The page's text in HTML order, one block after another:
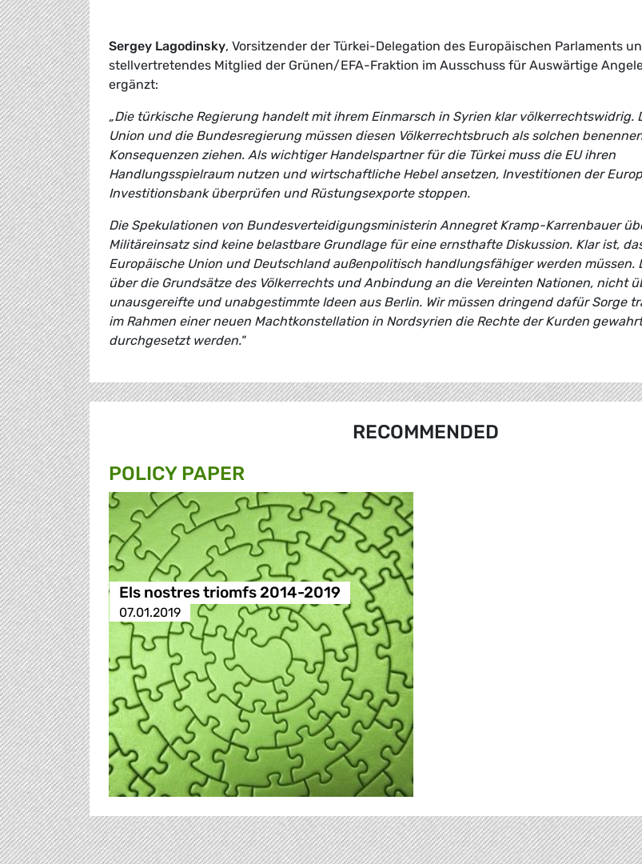
Sergey Lagodinsky, Vorsitzender der Türkei-Delegation des Europäischen Parlaments
stellvertretendes Mitglied der Grünen/EFA-Fraktion im Ausschuss für Auswärtige
ergänzt:
„Die türkische Regierung handelt mit ihrem Einmarsch in Syrien klar völkerrechtswidrig.
Union und die Bundesregierung müssen diesen Völkerrechtsbruch als solchen
Konsequenzen ziehen. Als wichtiger Handelspartner für die Türkei muss die EU ihren
Handlungsspielraum nutzen und wirtschaftliche Hebel ansetzen, Investitionen der
Investitionsbank überprüfen und Rüstungsexporte stoppen.
Die Spekulationen von Bundesverteidigungsministerin Annegret Kramp-Karrenbauer
Militäreinsatz sind keine belastbare Grundlage für eine ernsthafte Diskussion. Klar ist,
Europäische Union und Deutschland außenpolitisch handlungsfähiger werden müssen.
über die Grundsätze des Völkerrechts und Anbindung an die Vereinten Nationen, nicht
unausgereifte und unabgestimmte Ideen aus Berlin. Wir müssen dringend dafür Sorge
im Rahmen einer neuen Machtkonstellation in Nordsyrien die Rechte der Kurden
durchgesetzt werden."
RECOMMENDED
POLICY PAPER
Els nostres triomfs 2014-2019
07.01.2019